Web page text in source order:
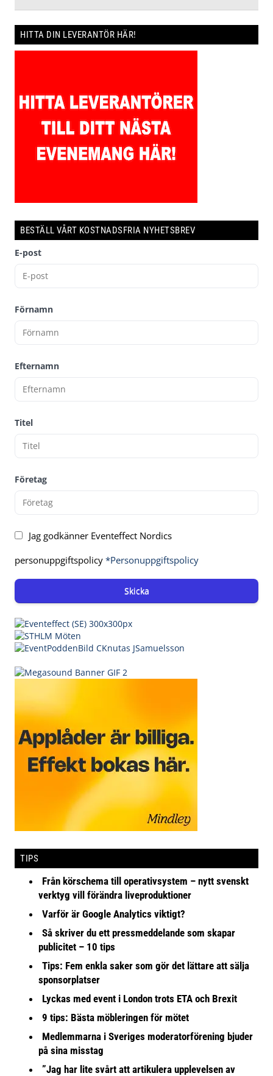
HITTA DIN LEVERANTÖR HÄR!
BESTÄLL VÅRT KOSTNADSFRIA NYHETSBREV
E-post
Förnamn
Efternamn
Titel
Företag
Jag godkänner Eventeffect Nordics
personuppgiftspolicy *Personuppgiftspolicy
Skicka
TIPS
Från körschema till operativsystem – nytt svenskt
verktyg vill förändra liveproduktioner
Varför är Google Analytics viktigt?
Så skriver du ett pressmeddelande som skapar
publicitet – 10 tips
Tips: Fem enkla saker som gör det lättare att sälja
sponsorplatser
Lyckas med event i London trots ETA och Brexit
9 tips: Bästa möbleringen för mötet
Medlemmarna i Sveriges moderatorförening bjuder
på sina misstag
”Jag har lite svårt att artikulera upplevelsen av